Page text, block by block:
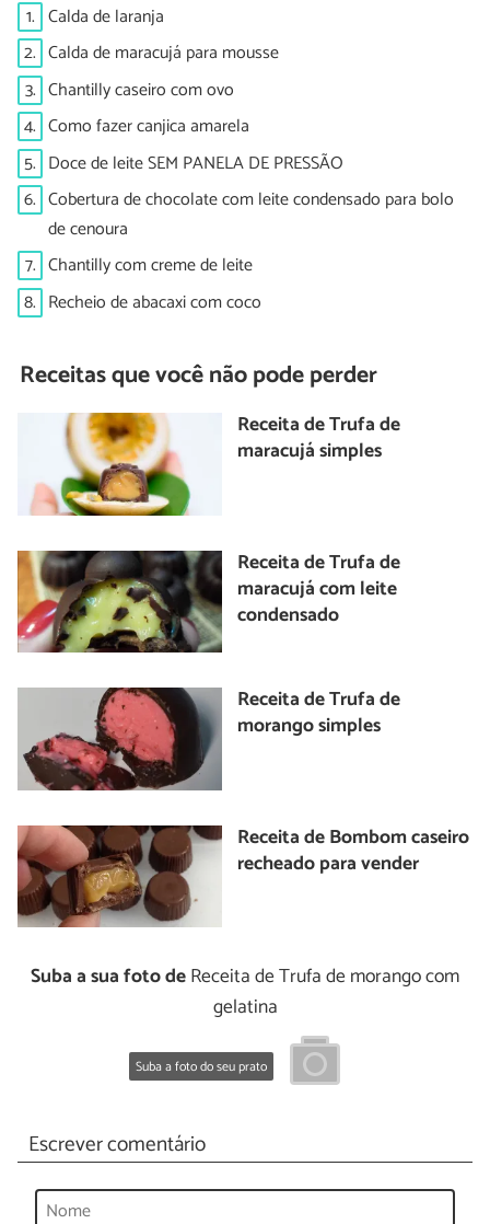
1. Calda de laranja
2. Calda de maracujá para mousse
3. Chantilly caseiro com ovo
4. Como fazer canjica amarela
5. Doce de leite SEM PANELA DE PRESSÃO
6. Cobertura de chocolate com leite condensado para bolo
de cenoura
7. Chantilly com creme de leite
8. Recheio de abacaxi com coco
Receitas que você não pode perder
Receita de Trufa de
maracujá simples
Receita de Trufa de
maracujá com leite
condensado
Receita de Trufa de
morango simples
Receita de Bombom caseiro
recheado para vender
Suba a sua foto deReceita de Trufa de morango com
gelatina
Suba a foto do seu prato
Escrever comentário